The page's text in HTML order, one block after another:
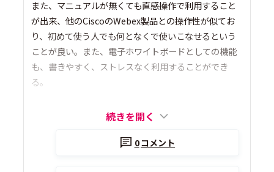
また、マニュアルが無くても直感操作で利用すること
が出来、他のCiscoのWebex製品との操作性が似てお
り、初めて使う人でも何となくで使いこなせるという
ことが良い。また、電子ホワイトボードとしての機能
も、書きやすく、ストレスなく利用することができ
る。
続きを開く
0コメント